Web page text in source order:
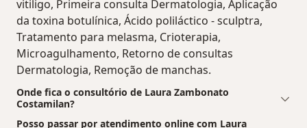
vitiligo, Primeira consulta Dermatologia, Aplicação
da toxina botulínica, Ácido poliláctico - sculptra,
Tratamento para melasma, Crioterapia,
Microagulhamento, Retorno de consultas
Dermatologia, Remoção de manchas.
Onde fica o consultório de Laura Zambonato
Costamilan?
Posso passar por atendimento online com Laura